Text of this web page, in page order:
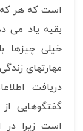
است که هر
بقیه یاد می
خیلی چیزها
مهارتهای
دریافت
گفتگوهایی
است زیرا در